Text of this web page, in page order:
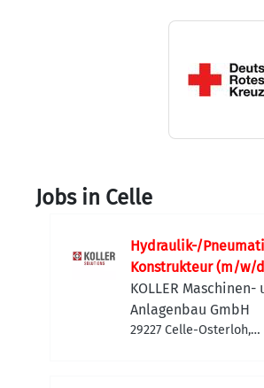
Jobs in Celle
Hydraulik-/
Konstrukteur (m/w/
KOLLER Maschinen-
Anlagenbau GmbH
29227 Celle-Osterloh,